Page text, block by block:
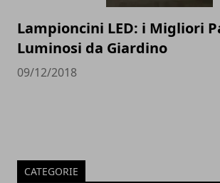
Lampioncini LED: i Migliori
Luminosi da Giardino
09/12/2018
CATEGORIE